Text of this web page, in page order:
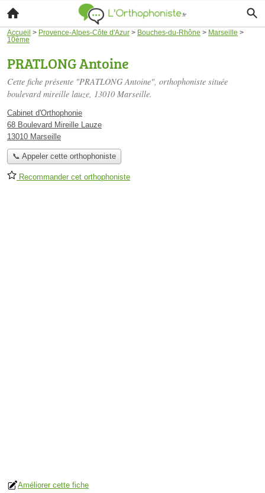
Accueil > Provence-Alpes-Côte d'Azur > Bouches-du-Rhône > Marseille >
10ème
PRATLONG Antoine
Cette fiche présente "PRATLONG Antoine", orthophoniste située
boulevard mireille lauze, 13010 Marseille.
Cabinet d'Orthophonie
68 Boulevard Mireille Lauze
13010 Marseille
📞 Appeler cette orthophoniste
Recommander cet orthophoniste
Améliorer cette fiche